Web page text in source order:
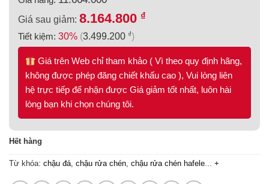
Giá sau giảm: 8.164.800 ₫
Tiết kiệm: 30% (3.499.200 ₫)
Giá trên Web chỉ tham khảo ( Vì theo quy định hãng,
không được phép đăng chiết khấu cao ), Vui lòng liên
hệ trực tiếp để nhận được Giá giảm tốt nhất, luôn hài
lòng bạn khi chọn chúng tôi.
Hết hàng
Từ khóa: chậu đá chậu rửa chén chậu rửa chén hafele +